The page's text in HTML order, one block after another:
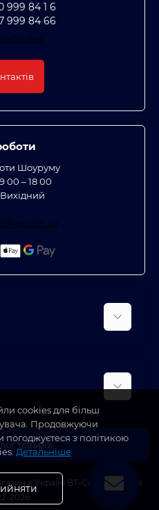
999 84 1 6
999 84 66
мені
Шоуруму
00 – 18 00
товарів
в Україні BT-Coffee.com.ua
2026
cookies для більш
Продовжуючи
погоджуєтеся з політикою
Детальніше